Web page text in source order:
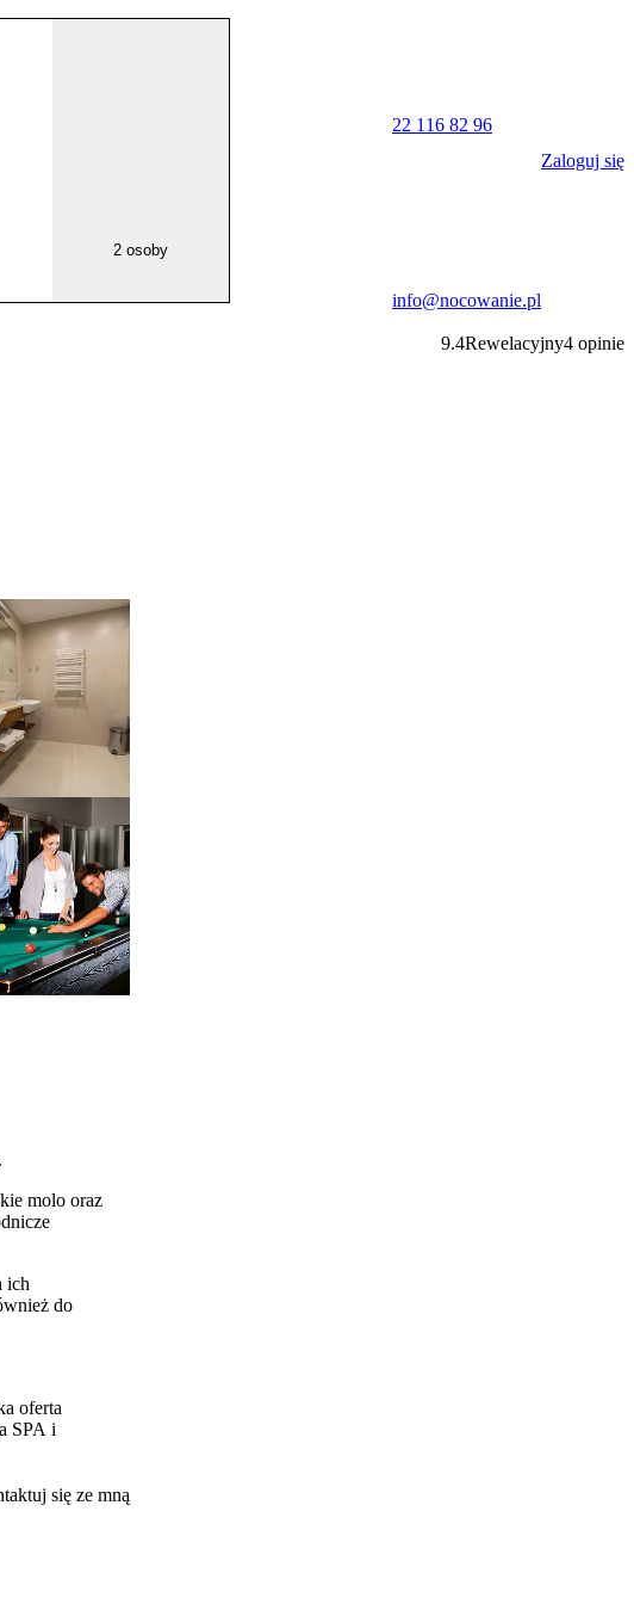
2 osoby
22 116 82 96
info@nocowanie.pl
Zaloguj się
9.4Rewelacyjny4 opinie
molo oraz
ich
do
oferta
SPA i
skorzystać z
się ze mną